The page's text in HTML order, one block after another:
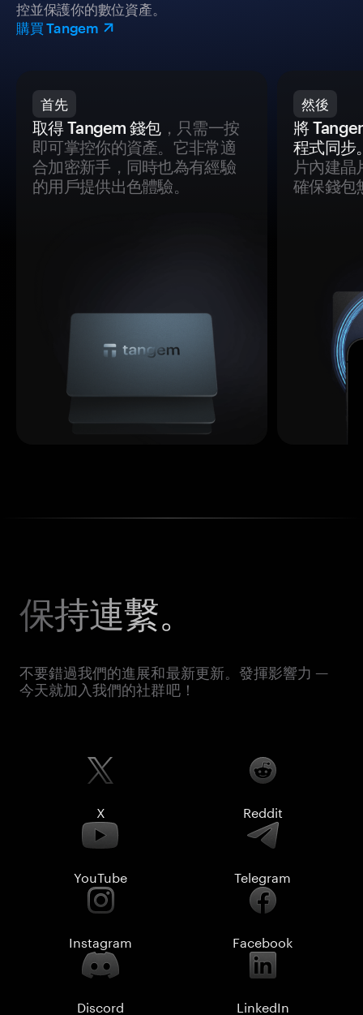
控並保護你的數位資產。
購買 Tangem
首先
取得 Tangem 錢包，只需一按
即可掌控你的資產。它非常適
合加密新手，同時也為有經驗
的用戶提供出色體驗。
然後
將
程式同步
片內建晶
確保錢包
保持連繫。
不要錯過我們的進展和最新更新。發揮影響力 —
今天就加入我們的社群吧！
X Reddit
YouTube Telegram
Instagram Facebook
Discord LinkedIn